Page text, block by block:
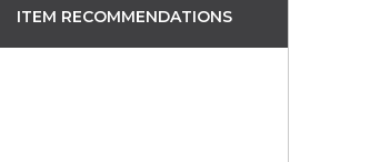
ITEM RECOMMENDATIONS